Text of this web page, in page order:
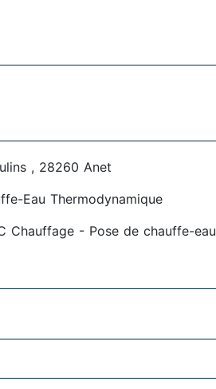
, 28260 Anet
Eau Thermodynamique
Chauffage - Pose de chauffe-eau